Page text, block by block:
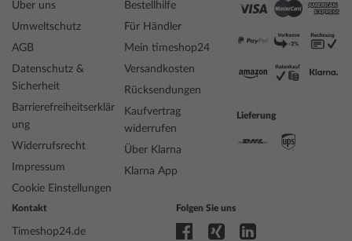
Name
TW-Steel ACE111 Ace Genesis Chronograph
Herrenuhr 44mm 20ATM
TW Steel
Artikelnummer
mid-29894
Geschlecht
Herren
Hersteller Artikel-Nr.
ACE111
Limitierte Edition
Über uns
Umweltschutz
AGB
Datenschutz &
Sicherheit
Barrierefreiheitserklär
ung
Widerrufsrecht
Impressum
Cookie Einstellungen
Bestellhilfe
Für Händler
Mein timeshop24
Versandkosten
Rücksendungen
Kaufvertrag
widerrufen
Über Klarna
Klarna App
Lieferung
Kontakt
Timeshop24.de
Folgen Sie uns